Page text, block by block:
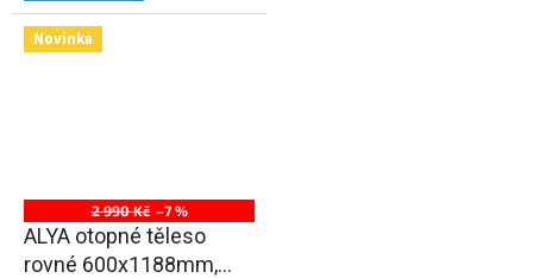
Novinka
2 990 Kč –7 %
ALYA otopné těleso
rovné 600x1188mm,